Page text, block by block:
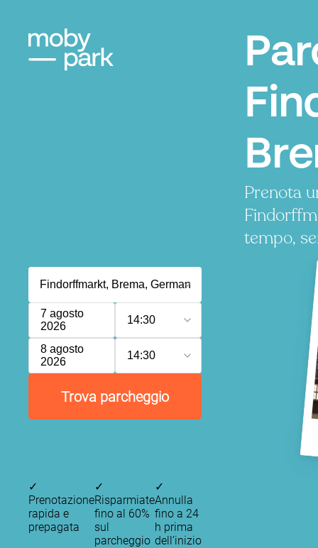
Prenota
tempo,
7 agosto
2026
14:30
8 agosto
2026
14:30
Trova parcheggio
✓
Prenotazione
rapida e
prepagata
✓
Risparmiate
fino al 60%
sul
parcheggio
✓
Annulla
fino a 24
h prima
dell’inizio